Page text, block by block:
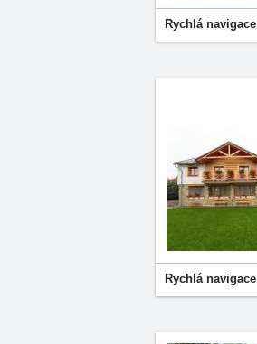
Rychlá navigace
Rychlá navigace